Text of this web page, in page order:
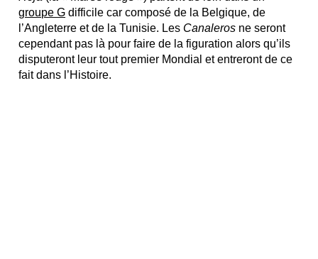
groupe G difficile car composé de la Belgique, de
l’Angleterre et de la Tunisie. Les Canaleros ne seront
cependant pas là pour faire de la figuration alors qu’ils
disputeront leur tout premier Mondial et entreront de ce
fait dans l’Histoire.